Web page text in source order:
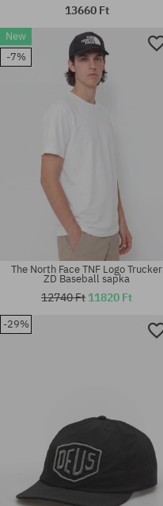
univerzális méret
Elérhető méretek:
13660 Ft
New
-7%
The North Face TNF Logo Trucker
ZD Baseball sapka
12740 Ft 11820 Ft
-29%